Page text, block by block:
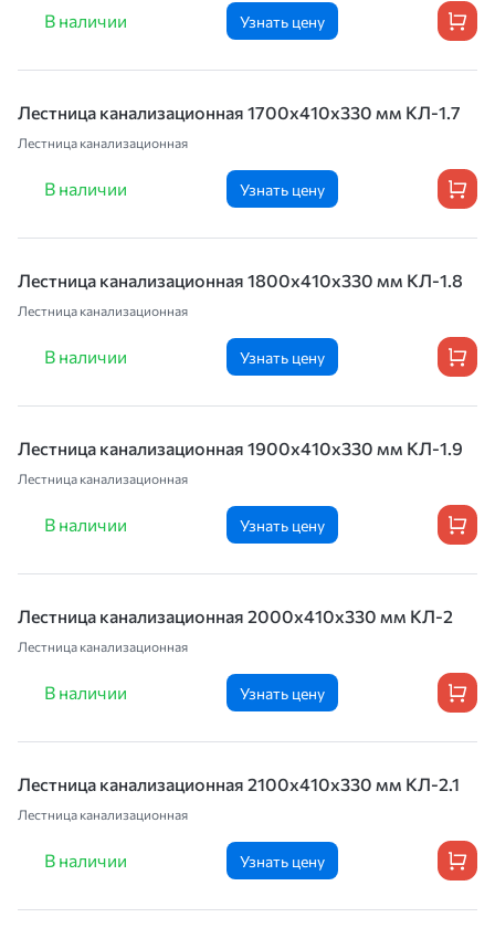
В наличии Узнать цену
Лестница канализационная 1700х410х330 мм КЛ-1.7
Лестница канализационная
В наличии Узнать цену
Лестница канализационная 1800х410х330 мм КЛ-1.8
Лестница канализационная
В наличии Узнать цену
Лестница канализационная 1900х410х330 мм КЛ-1.9
Лестница канализационная
В наличии Узнать цену
Лестница канализационная 2000х410х330 мм КЛ-2
Лестница канализационная
В наличии Узнать цену
Лестница канализационная 2100х410х330 мм КЛ-2.1
Лестница канализационная
В наличии Узнать цену